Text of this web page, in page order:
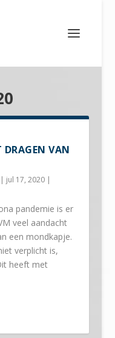
DRAGEN VAN
jul 17, 2020|
pandemie is er
veel aandacht
een mondkapje.
verplicht is,
heeft met